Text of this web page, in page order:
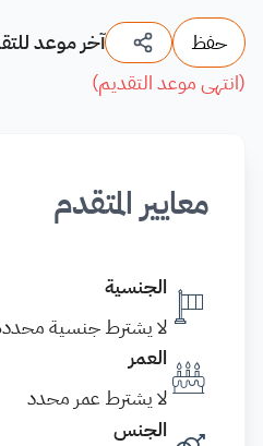
حفظ آخر موعد
(انتهى موعد التقديم)
معايير المتقدم
الجنسية
لا يشترط جنسية
العمر
لا يشترط عمر محدد
الجنس